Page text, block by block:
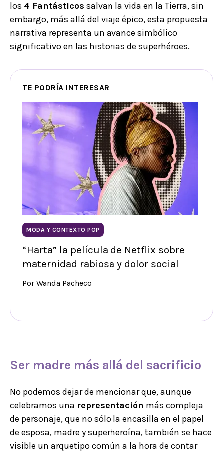
los 4 Fantásticos salvan la vida en la Tierra, sin
embargo, más allá del viaje épico, esta propuesta
narrativa representa un avance simbólico
significativo en las historias de superhéroes.
TE PODRÍA INTERESAR
MODA Y CONTEXTO POP
“Harta” la película de Netflix sobre
maternidad rabiosa y dolor social
Por Wanda Pacheco
Ser madre más allá del sacrificio
No podemos dejar de mencionar que, aunque
celebramos una representación más compleja
de personaje, que no sólo la encasilla en el papel
de esposa, madre y superheroína, también se hace
visible un arquetipo común a la hora de contar